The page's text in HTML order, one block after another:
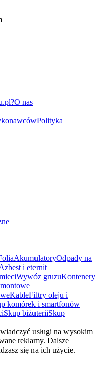
O nas
Polityka
AkumulatoryOdpady na
i eternit
Wywóz gruzuKontenery
KableFiltry oleju i
komórek i smartfonów
Skup biżuteriiSkup
usługi na wysokim
reklamy. Dalsze
się na ich użycie.